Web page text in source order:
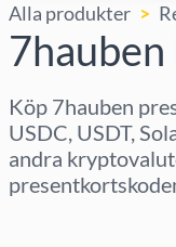
Alla produkter
Köp 7hauben
USDC, USDT,
andra